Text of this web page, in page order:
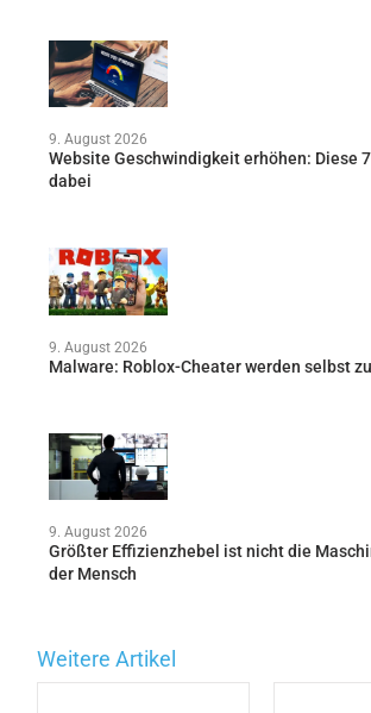
9. August 2026
Website Geschwindigkeit erhöhen: Diese
dabei
9. August 2026
Malware: Roblox-Cheater werden selbst
9. August 2026
Größter Effizienzhebel ist nicht die
der Mensch
Weitere Artikel